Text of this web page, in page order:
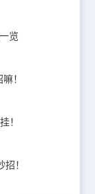
览
！
！
！